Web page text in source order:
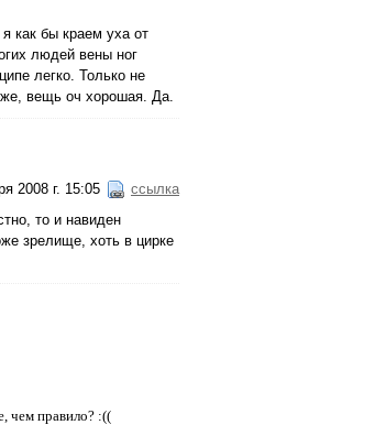
как бы краем уха от
людей вены ног
легко. Только не
вещь оч хорошая. Да.
2008 г. 15:05 ссылка
то и навиден
зрелище, хоть в цирке
чем правило? :((